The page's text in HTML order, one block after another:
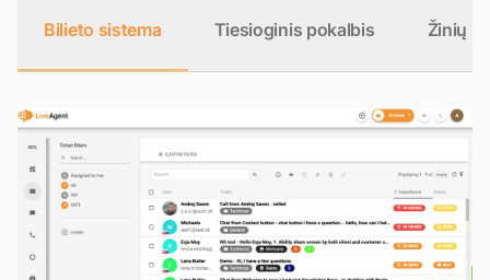
Bilieto sistema Tiesioginis pokalbis Žinių